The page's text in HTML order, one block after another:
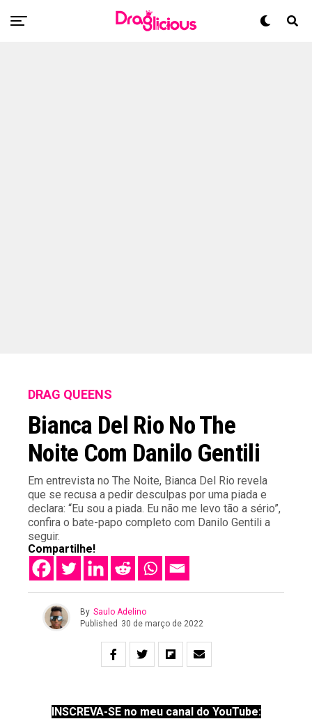
DRAG QUEENS
Bianca Del Rio No The
Noite Com Danilo Gentili
Em entrevista no The Noite, Bianca Del Rio revela
que se recusa a pedir desculpas por uma piada e
declara: “Eu sou a piada. Eu não me levo tão a sério”,
confira o bate-papo completo com Danilo Gentili a
seguir.
Compartilhe!
By Saulo Adelino
Published 30 de março de 2022
INSCREVA-SE no meu canal do YouTube: